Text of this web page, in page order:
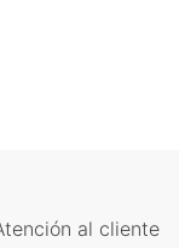
al cliente